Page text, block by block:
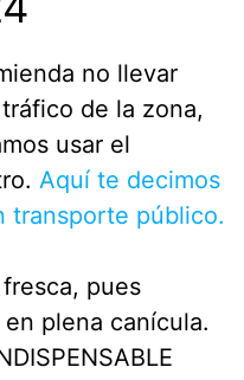
no llevar
de la zona,
usar el
Aquí te decimos
transporte público.
pues
plena canícula.